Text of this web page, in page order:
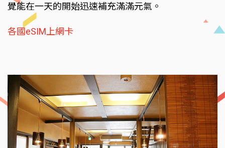
覺能在一天的開始迅速補充滿滿元氣。
各國eSIM上網卡